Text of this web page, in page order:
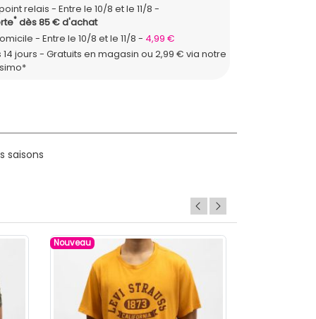
relais
Entre le 10/8 et le 11/8
*dès 85 € d'achat
Entre le 10/8 et le 11/8
4,99 €
14 jours - Gratuits en magasin ou 2,99 € via notre
saisons
Nouveau